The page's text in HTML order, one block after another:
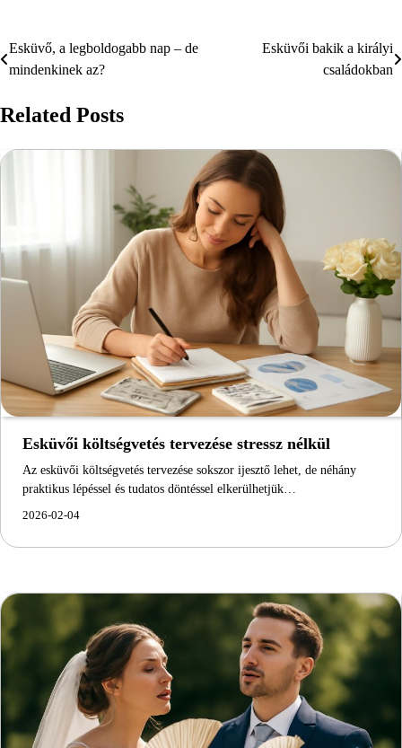
Bejegyzés
Esküvő, a legboldogabb nap – de
mindenkinek az?
Esküvői bakik a királyi
családokban
Related Posts
Esküvői költségvetés tervezése stressz nélkül
Az esküvői költségvetés tervezése sokszor ijesztő lehet, de néhány
praktikus lépéssel és tudatos döntéssel elkerülhetjük…
2026-02-04